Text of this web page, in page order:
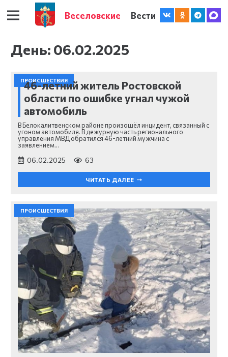
Веселовские Вести
День: 06.02.2025
ПРОИСШЕСТВИЯ
46-летний житель Ростовской
области по ошибке угнал чужой
автомобиль
В Белокалитвенском районе произошёл инцидент, связанный с
угоном автомобиля. В дежурную часть регионального
управления МВД обратился 46-летний мужчина с
заявлением…
06.02.2025 63
ЧИТАТЬ ДАЛЕЕ
ПРОИСШЕСТВИЯ